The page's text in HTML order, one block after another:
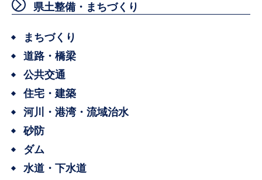
県土整備・まちづくり
まちづくり
道路・橋梁
公共交通
住宅・建築
河川・港湾・流域治水
砂防
ダム
水道・下水道